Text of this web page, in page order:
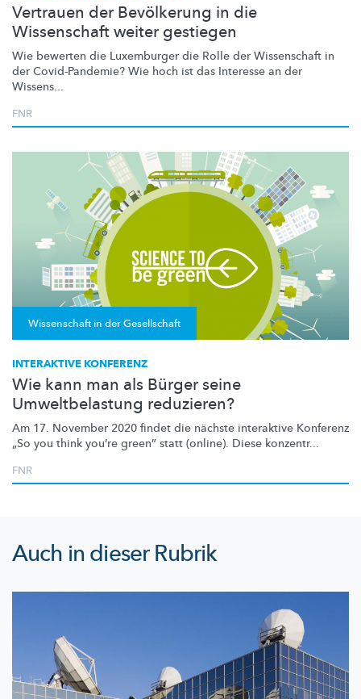
Vertrauen der Bevölkerung in die
Wissenschaft weiter gestiegen
Wie bewerten die Luxemburger die Rolle der Wissenschaft in
der Covid-Pandemie? Wie hoch ist das Interesse an der
Wissens...
FNR
Wissenschaft in der Gesellschaft
INTERAKTIVE KONFERENZ
Wie kann man als Bürger seine
Umweltbelastung reduzieren?
Am 17. November 2020 findet die nächste interaktive Konferenz
„So you think you’re green” statt (online). Diese konzentr...
FNR
Auch in dieser Rubrik